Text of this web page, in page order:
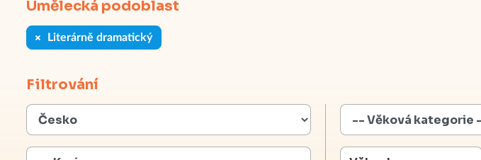
Umělecká podoblast
Literárně dramatický
Filtrování